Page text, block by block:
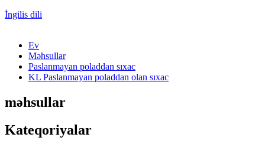
İngilis dili
Ev
Məhsullar
Paslanmayan poladdan sıxac
KL Paslanmayan poladdan olan sıxac
məhsullar
Kateqoriyalar